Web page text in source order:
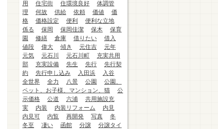
用
住宅街 住環境良好
体調管
理
何故 供給 依頼 価値
価
格
価格設定 便利
便利な立地
係る
保岡 保岡佳潔 保木
保育
園
修繕 倉庫 借りたい
借入
値段
偉大 傾き 元住吉
元年
元気
元石川 元石川町
充実共用
部
充実設備 先生 先行
先行契
約
先行申し込み 入田浜
入谷
全世界
全力 八景 公園
公園、
ペット、お子様、マンション、猫
公
示価格
公道 六浦
共用施設充
実
内装 内装リフォーム
内見
内見可
内覧 再開発 写真
冬
冬至
凄い 函館 分譲
分譲タイ